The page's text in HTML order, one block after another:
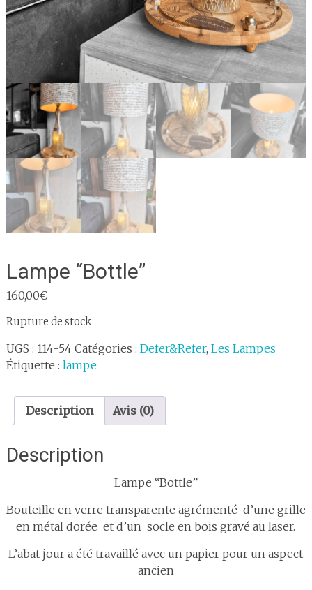
Lampe “Bottle”
160,00€
Rupture de stock
UGS : 114-54 Catégories : Defer&Refer, Les Lampes
Étiquette : lampe
Description Avis (0)
Description
Lampe “Bottle”
Bouteille en verre transparente agrémenté d’une grille
en métal dorée et d’un socle en bois gravé au laser.
L’abat jour a été travaillé avec un papier pour un aspect
ancien